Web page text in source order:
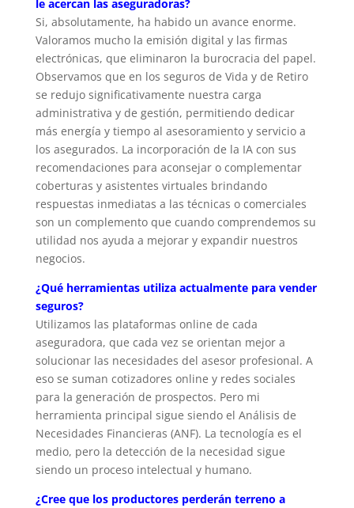
le acercan las aseguradoras?
Si, absolutamente, ha habido un avance enorme.
Valoramos mucho la emisión digital y las firmas
electrónicas, que eliminaron la burocracia del papel.
Observamos que en los seguros de Vida y de Retiro
se redujo significativamente nuestra carga
administrativa y de gestión, permitiendo dedicar
más energía y tiempo al asesoramiento y servicio a
los asegurados. La incorporación de la IA con sus
recomendaciones para aconsejar o complementar
coberturas y asistentes virtuales brindando
respuestas inmediatas a las técnicas o comerciales
son un complemento que cuando comprendemos su
utilidad nos ayuda a mejorar y expandir nuestros
negocios.
¿Qué herramientas utiliza actualmente para vender
seguros?
Utilizamos las plataformas online de cada
aseguradora, que cada vez se orientan mejor a
solucionar las necesidades del asesor profesional. A
eso se suman cotizadores online y redes sociales
para la generación de prospectos. Pero mi
herramienta principal sigue siendo el Análisis de
Necesidades Financieras (ANF). La tecnología es el
medio, pero la detección de la necesidad sigue
siendo un proceso intelectual y humano.
¿Cree que los productores perderán terreno a